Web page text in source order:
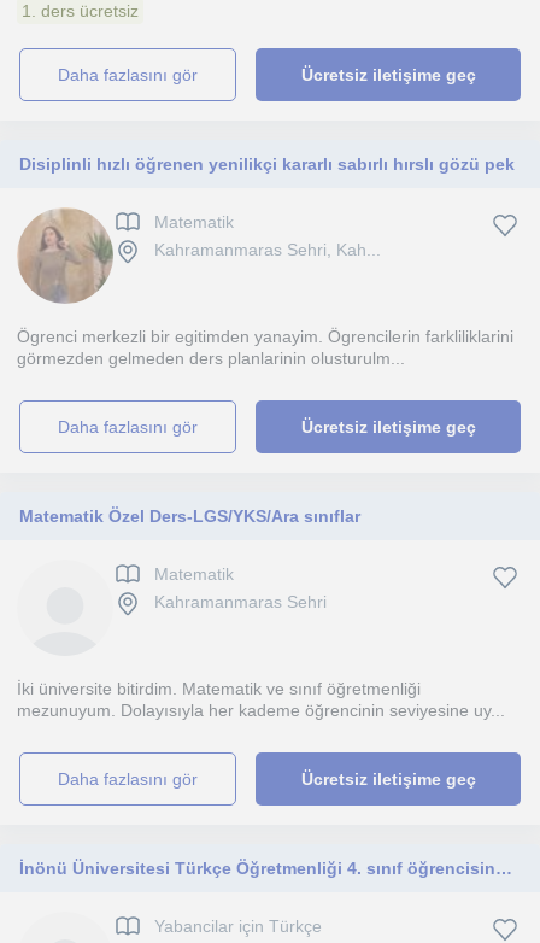
1. ders ücretsiz
daha fazlasını gör Ücretsiz iletişime geç
Disiplinli hızlı öğrenen yenilikçi kararlı sabırlı hırslı gözü pek
Matematik
Kahramanmaras Sehri, Kah...
Ögrenci merkezli bir egitimden yanayim. Ögrencilerin farkliliklarini
görmezden gelmeden ders planlarinin olusturulm...
daha fazlasını gör Ücretsiz iletişime geç
Matematik Özel Ders-LGS/YKS/Ara sınıflar
Matematik
Kahramanmaras Sehri
İki üniversite bitirdim. Matematik ve sınıf öğretmenliği
mezunuyum. Dolayısıyla her kademe öğrencinin seviyesine uy...
daha fazlasını gör Ücretsiz iletişime geç
İnönü Üniversitesi Türkçe Öğretmenliği 4. sınıf öğrencisinden LGS / YKS Türkçe özel dersi
Yabancilar için Türkçe